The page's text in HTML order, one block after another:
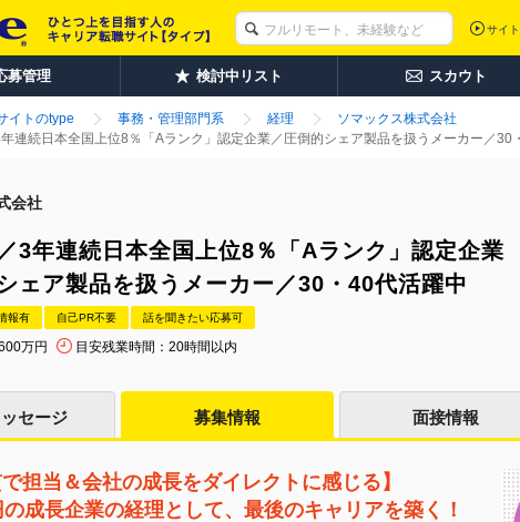
サイ
募管理 検討中リスト スカウト
イトのtype 事務・管理部門系 経理
ソマックス株式会社
連続日本全国上位8％「Aランク」認定企業／圧倒的シェア製品を扱うメーカー／30
会社
3年連続日本全国上位8％「Aランク」認定企業
ェア製品を扱うメーカー／30・40代活躍中
報有 自己PR不要 話を聞きたい応募可
万円 目安残業時間：20時間以内
セージ 募集情報 面接情報
で担当＆会社の成長をダイレクトに感じる】
成長企業の経理として、最後のキャリアを築く！